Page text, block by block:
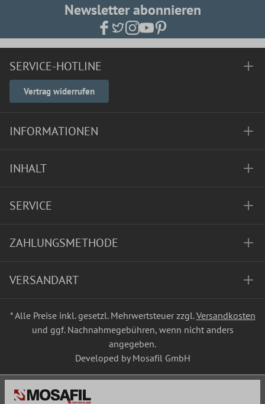
Newsletter abonnieren
SERVICE-HOTLINE
Vertrag widerrufen
INFORMATIONEN
INHALT
SERVICE
ZAHLUNGSMETHODE
VERSANDART
* Alle Preise inkl. gesetzl. Mehrwertsteuer zzgl.Versandkosten
und ggf. Nachnahmegebühren, wenn nicht anders
angegeben.
Developed by Mosafil GmbH